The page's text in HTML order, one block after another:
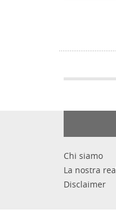
Chi siamo
La nostra
Disclaimer